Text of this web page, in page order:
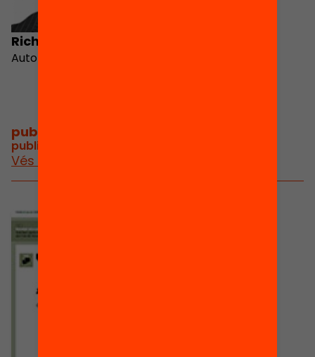
Richard Gerver
Autor
publicacions i vídeos
publicacions i vídeos relacionats
Vés a publicacions i vídeos